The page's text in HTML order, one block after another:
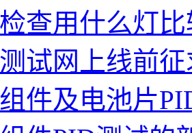
查用什么灯
试网上线前
件及电池片